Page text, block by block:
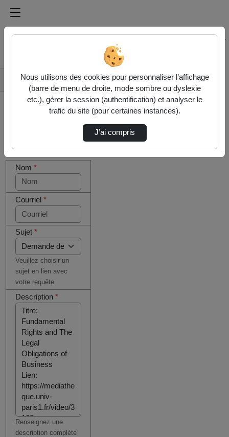
Médiathèque de l'université Paris
Rechercher un média sur Médiathèque de l'université
Accueil
Contactez nous
Votre message
Nom*
Courriel*
Sujet*
Veuillez choisir un
sujet en lien avec
votre requête
Description*
Renseignez une
description complète
cette case
si vous
êtes un
humain en
métal
(obligatoire)
Nous utilisons des cookies pour personnaliser l’affichage
(barre de menu de droite, mode sombre ou dyslexie
etc.), gérer la session (authentification) et analyser le
trafic du site (pour certaines instances).
J’ai compris